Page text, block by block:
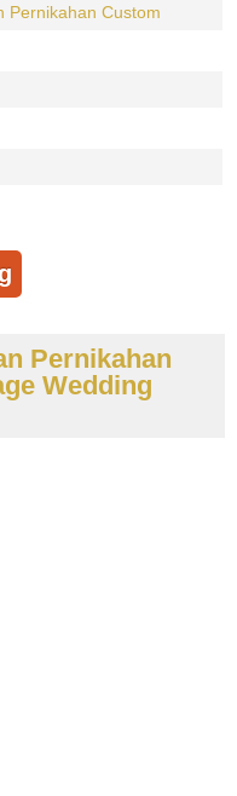
Pernikahan Custom
Pernikahan
Wedding